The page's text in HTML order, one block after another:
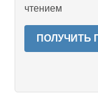
чтением
ПОЛУЧИТЬ